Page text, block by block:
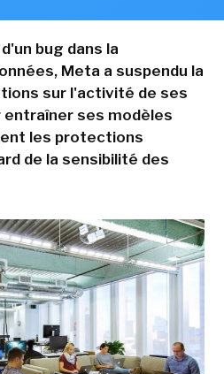
bug dans la
Meta a suspendu la
sur l'activité de ses
ses modèles
les protections
de la sensibilité des